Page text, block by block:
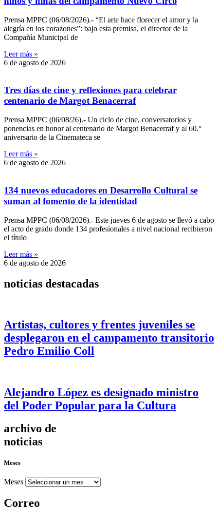
Prensa MPPC (06/08/2026).- “El arte hace florecer el amor y la
alegría en los corazones”: bajo esta premisa, el director de la
Compañía Municipal de
Leer más »
6 de agosto de 2026
Tres días de cine y reflexiones para celebrar
centenario de Margot Benacerraf
Prensa MPPC (06/08/26).- Un ciclo de cine, conversatorios y
ponencias en honor al centenario de Margot Benacerraf y al 60.°
aniversario de la Cinemateca se
Leer más »
6 de agosto de 2026
134 nuevos educadores en Desarrollo Cultural se
suman al fomento de la identidad
Prensa MPPC (06/08/2026).- Este jueves 6 de agosto se llevó a cabo
el acto de grado donde 134 profesionales a nivel nacional recibieron
el título
Leer más »
6 de agosto de 2026
noticias destacadas
Artistas, cultores y frentes juveniles se
desplegaron en el campamento transitorio
Pedro Emilio Coll
Alejandro López es designado ministro
del Poder Popular para la Cultura
archivo de
noticias
Meses
Meses
Correo